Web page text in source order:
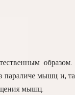
образом.
параличе мышц и,
мышц.